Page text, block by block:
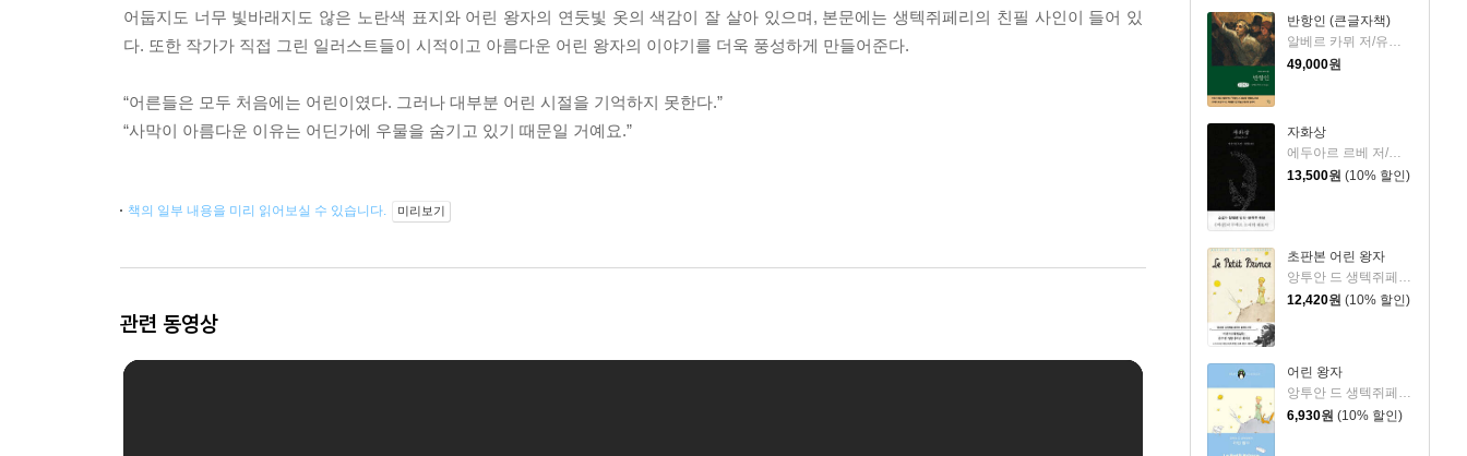
반항인 (큰글자책)
알베르 카뮈 저/유기환 역
49,000원
자화상
13,500원 (10% 할인)
초판본 어린 왕자
앙투안 드 생텍쥐페리 저/김미정 역
12,420원 (10% 할인)
어린 왕자
앙투안 드 생텍쥐페리 저/김미정 역
6,930원 (10% 할인)
어둡지도 너무 빛바래지도 않은 노란색 표지와 어린 왕자의 연둣빛 옷의 색감이 잘 살아 있으며, 본문에는 생텍쥐페리의 친필 사인이 들어 있
다. 또한 작가가 직접 그린 일러스트들이 시적이고 아름다운 어린 왕자의 이야기를 더욱 풍성하게 만들어준다.
“어른들은 모두 처음에는 어린이였다. 그러나 대부분 어린 시절을 기억하지 못한다.”
“사막이 아름다운 이유는 어딘가에 우물을 숨기고 있기 때문일 거예요.”
책의 일부 내용을 미리 읽어보실 수 있습니다. 미리보기
관련 동영상